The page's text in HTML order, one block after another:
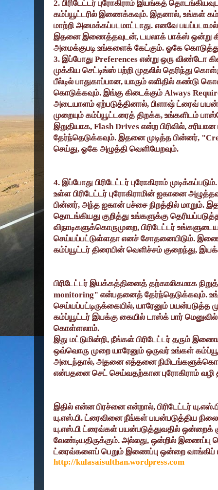
2. பிரிடேட்டர் புரோகிராம் இயங்கத்
கம்ப்யூட்டரில் இணைக்கவும். இதனால், உங்கள்
மாற்றி அமைக்கப்படமாட்டாது. எனவே பயப்படாமல்
இதனை இணைத்தவுடன், டயலாக் பாக்ஸ் ஒன்று
அமைக்குபடி உங்களைக் கேட்கும். ஓகே
3. இப்போது Preferences என்று ஒரு விண்டோ
முக்கிய செட்டிங்ஸ் பற்றி முதலில் தெரிந்து
பீல்டில் பாதுகாப்பான, யாரும் எளிதில் கண்டு
கொடுக்கவும். இங்கு கிடைக்கும் Always
அடையாளம் ஏற்படுத்தினால், பிளாஷ் ட்ரைவ்
முறையும் கம்ப்யூட்டரைத் திறக்க, உங்களிடம்
இறுதியாக, Flash Drives என்ற பிரிவில்,
தேர்ந்தெடுக்கவும். இதனை முடித்த பின்னர்,
செய்து, ஓகே அழுத்தி வெளியேறவும்.
4. இப்போது பிரிடேட்டர் புரோகிராம்
உள்ள பிரிடேட்டர் புரோகிராமின் ஐகானை
பின்னர், அந்த ஐகான் பச்சை நிறத்தில் மாறும்.
தொடங்கியது குறித்து உங்களுக்கு
விநாடிகளுக்கொருமுறை, பிரிடேட்டர்
செய்யப்பட்டுள்ளதா எனச் சோதனையிடும்.
கம்ப்யூட்டர் திரையின் வெளிச்சம் குறைந்து,
பிரிடேட்டர் இயக்கத்தினைத் தற்காலிகமாக
monitoring" என்பதனைத் தேர்ந்தெடுக்கவும்.
செய்யப்பட்டிருக்கையில், யாரேனும் பயன்படுத்த
கம்ப்யூட்டர் இயக்கு கையில் டாஸ்க் பார்
கொள்ளலாம்.
இது மட்டுமின்றி, நீங்கள் பிரிடேட்டர் தரும்
ஒவ்வொரு முறை யாரேனும் ஒருவர் உங்கள்
அடைந்தால், அதனை எத்தனை
என்பதனை செட் செய்வதற்கான புரோகிராம் வழி
இதில் என்ன பிரச்னை என்றால், பிரிடேட்டர்
யு.எஸ்.பி. ட்ரைவினை நீங்கள் பயன்படுத்திய
யு.எஸ்.பி ட்ரைவ்கள் பயன்படுத்துவதில்
வேண்டியதிருக்கும். அல்லது, ஒன்றில் இணைப்பு
ட்ரைவ்களைப் பெறும் இணைப்பு ஒன்றை வாங்கிப்
http://kulasaisulthan.wordpress.com